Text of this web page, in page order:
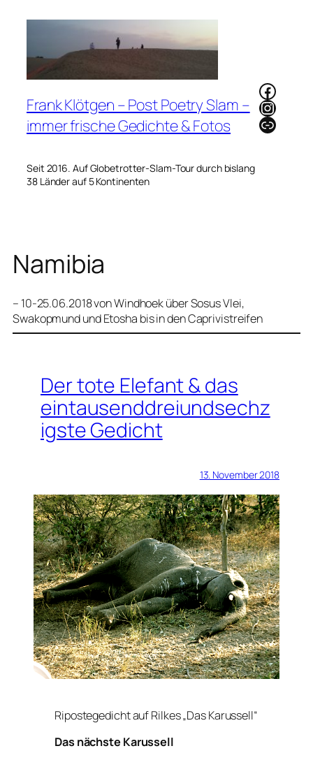
Frank Klötgen – Post Poetry Slam –
immer frische Gedichte & Fotos
Seit 2016. Auf Globetrotter-Slam-Tour durch bislang
38 Länder auf 5 Kontinenten
Link
Namibia
– 10-25.06.2018 von Windhoek über Sosus Vlei,
Swakopmund und Etosha bis in den Caprivistreifen
Der tote Elefant & das
eintausenddreiundsechz
igste Gedicht
13. November 2018
Ripostegedicht auf Rilkes „Das Karussell“
Das nächste Karussell